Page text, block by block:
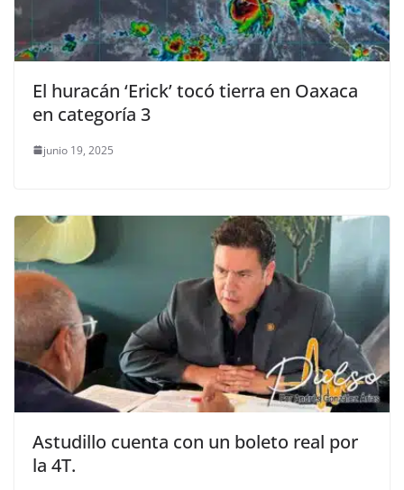
El huracán ‘Erick’ tocó tierra en Oaxaca
en categoría 3
junio 19, 2025
Astudillo cuenta con un boleto real por
la 4T.